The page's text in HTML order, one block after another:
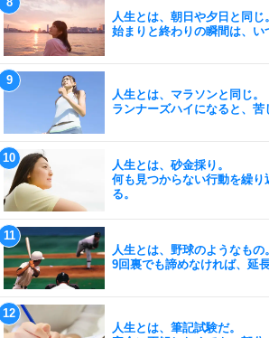
人生とは、朝日や夕日と同じ。
始まりと終わりの瞬間は、い
人生とは、マラソンと同じ。
ランナーズハイになると、苦
人生とは、砂金採り。
何も見つからない行動を繰
る。
人生とは、野球のようなもの。
9回裏でも諦めなければ、延
人生とは、筆記試験だ。